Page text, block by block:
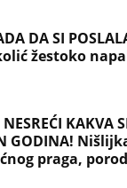
DA SI
žestoko
KAKVA
GODINA!
praga,